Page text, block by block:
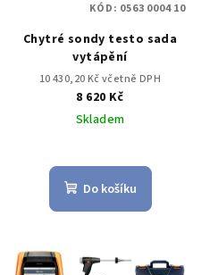
Chytré sondy testo sada
vytápění
10 430,20 Kč včetně DPH
8 620 Kč
Skladem
Do košíku
KÓD: 0563 0004 10